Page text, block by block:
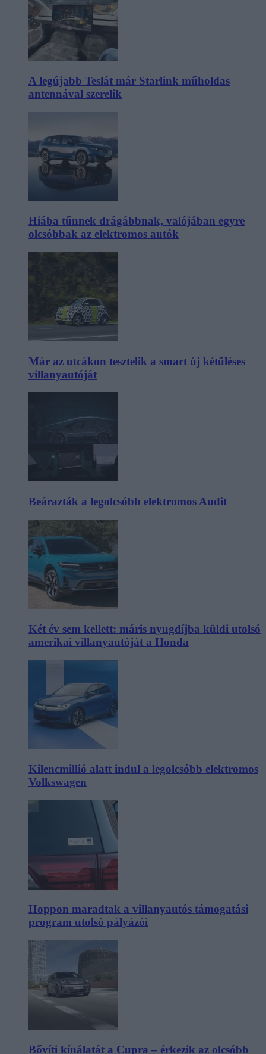
A legújabb Teslát már Starlink műholdas
antennával szerelik
Hiába tűnnek drágábbnak, valójában egyre
olcsóbbak az elektromos autók
Már az utcákon tesztelik a smart új kétüléses
villanyautóját
Beárazták a legolcsóbb elektromos Audit
Két év sem kellett: máris nyugdíjba küldi utolsó
amerikai villanyautóját a Honda
Kilencmillió alatt indul a legolcsóbb elektromos
Volkswagen
Hoppon maradtak a villanyautós támogatási
program utolsó pályázói
Bővíti kínálatát a Cupra – érkezik az olcsóbb